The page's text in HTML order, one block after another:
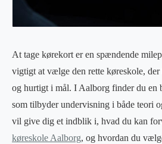
At tage kørekort er en spændende
vigtigt at vælge den rette køreskole,
og hurtigt i mål. I Aalborg finder du en
som tilbyder undervisning i både teori
vil give dig et indblik i, hvad du kan
køreskole Aalborg, og hvordan du